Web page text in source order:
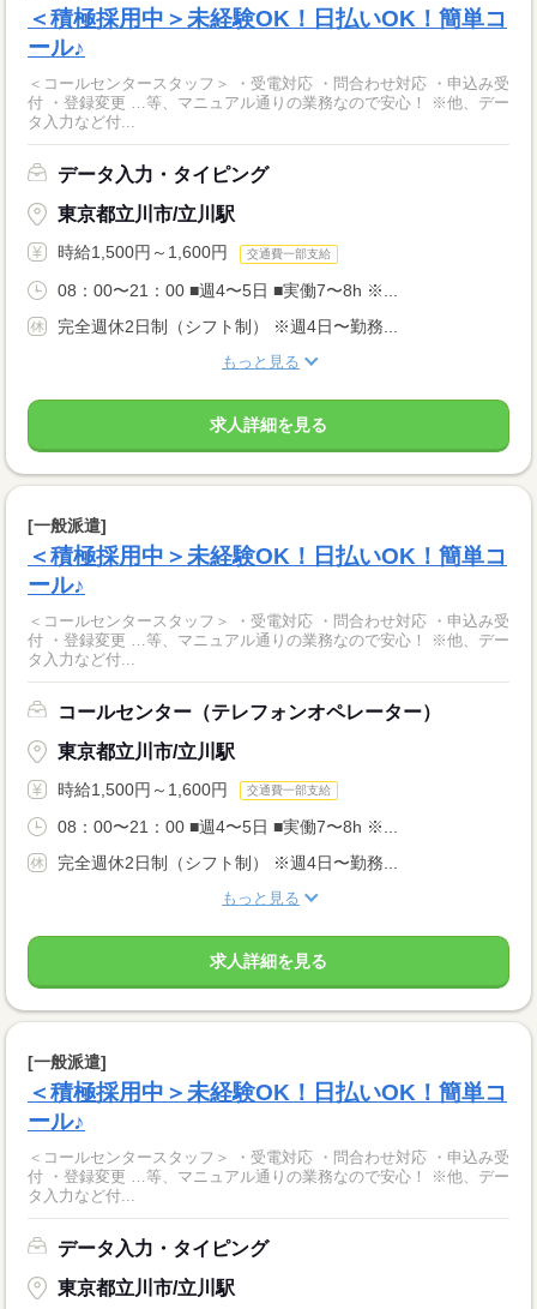
＜積極採用中＞未経験OK！日払いOK！簡単コ
ール♪
＜コールセンタースタッフ＞ ・受電対応 ・問合わせ対応 ・申込み受
付 ・登録変更 …等、マニュアル通りの業務なので安心！ ※他、デー
タ入力など付...
データ入力・タイピング
東京都立川市/立川駅
時給1,500円～1,600円 交通費一部支給
08：00〜21：00 ■週4〜5日 ■実働7〜8h ※...
完全週休2日制（シフト制） ※週4日〜勤務...
もっと見る
求人詳細を見る
[一般派遣]
＜積極採用中＞未経験OK！日払いOK！簡単コ
ール♪
＜コールセンタースタッフ＞ ・受電対応 ・問合わせ対応 ・申込み受
付 ・登録変更 …等、マニュアル通りの業務なので安心！ ※他、デー
タ入力など付...
コールセンター（テレフォンオペレーター）
東京都立川市/立川駅
時給1,500円～1,600円 交通費一部支給
08：00〜21：00 ■週4〜5日 ■実働7〜8h ※...
完全週休2日制（シフト制） ※週4日〜勤務...
もっと見る
求人詳細を見る
[一般派遣]
＜積極採用中＞未経験OK！日払いOK！簡単コ
ール♪
＜コールセンタースタッフ＞ ・受電対応 ・問合わせ対応 ・申込み受
付 ・登録変更 …等、マニュアル通りの業務なので安心！ ※他、デー
タ入力など付...
データ入力・タイピング
東京都立川市/立川駅